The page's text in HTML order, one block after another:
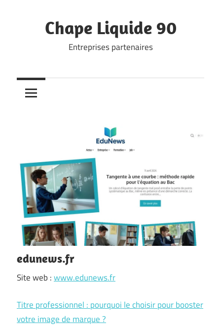
Chape Liquide 90
Entreprises partenaires
edunews.fr
Site web :www.edunews.fr
Titre professionnel : pourquoi le choisir pour booster
votre image de marque ?